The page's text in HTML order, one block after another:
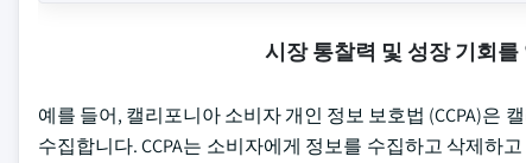
시장 통찰력 및 성장 기회를
예를 들어, 캘리포니아 소비자 개인 정보 보호법 (CCPA)
수집합니다. CCPA는 소비자에게 정보를 수집하고 삭제하